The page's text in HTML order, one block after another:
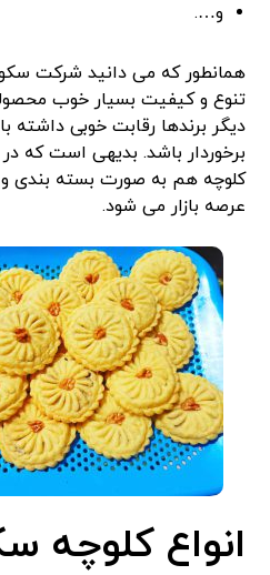
و….
همانطور که می دانید شرکت
تنوع و کیفیت بسیار خوب
دیگر برندها رقابت خوبی داشته
برخوردار باشد. بدیهی است که
کلوچه هم به صورت بسته بندی و
عرصه بازار می شود.
انواع کلوچه